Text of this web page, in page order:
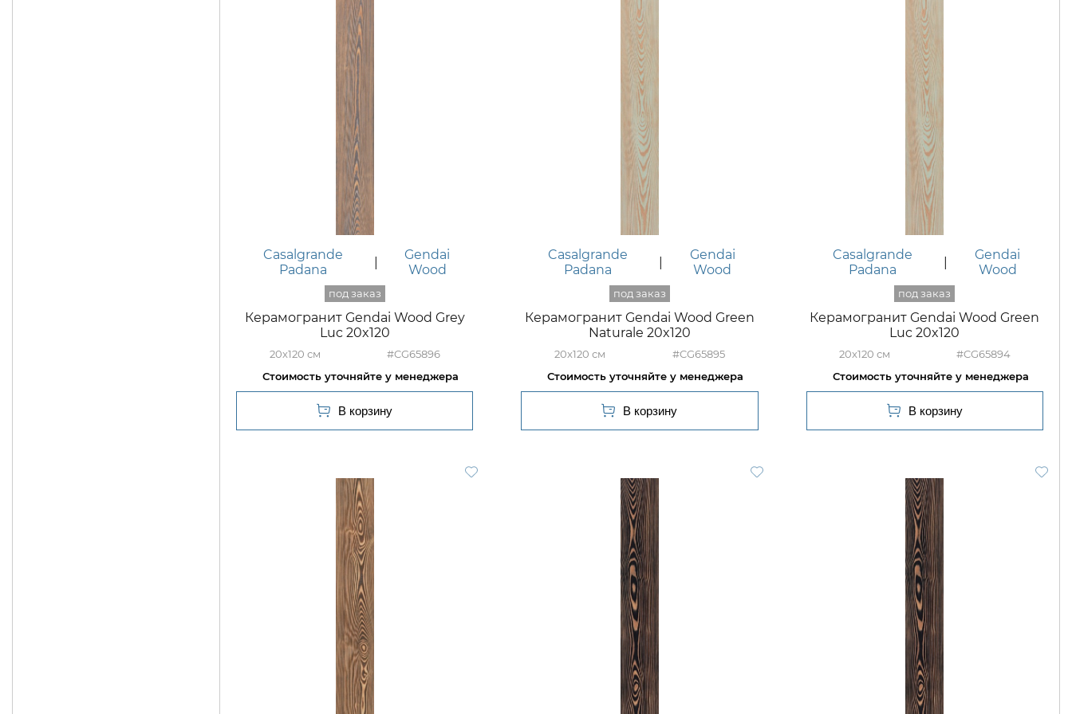
Casalgrande
Padana
Gendai
Wood
Керамогранит Gendai Wood Grey
Luc 20x120
20x120 #CG65896
Casalgrande
Padana
Gendai
Wood
Керамогранит Gendai Wood Green
Naturale 20x120
20x120 #CG65895
Casalgrande
Padana
Gendai
Wood
Керамогранит Gendai Wood Green
Luc 20x120
20x120 #CG65894